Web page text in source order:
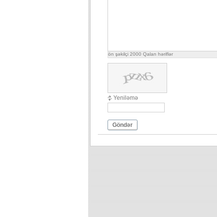
ön şəkilçi 2000 Qalan həriflər
Yeniləmə
Göndər